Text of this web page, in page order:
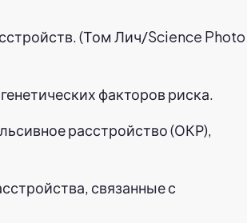
(Том Лич/Science Photo
факторов риска.
расстройство (ОКР),
связанные с